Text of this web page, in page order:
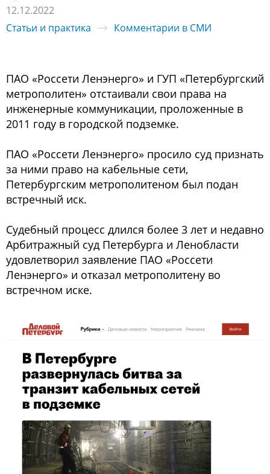
12.12.2022
Статьи и практика
Комментарии в СМИ
ПАО «Россети Ленэнерго» и ГУП «Петербургский
метрополитен» отстаивали свои права на
инженерные коммуникации, проложенные в
2011 году в городской подземке.
ПАО «Россети Ленэнерго» просило суд признать
за ними право на кабельные сети,
Петербургским метрополитеном был подан
встречный иск.
Судебный процесс длился более 3 лет и недавно
Арбитражный суд Петербурга и Ленобласти
удовлетворил заявление ПАО «Россети
Ленэнерго» и отказал метрополитену во
встречном иске.